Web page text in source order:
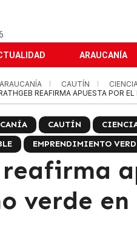
ARAUCANÍA
ARAUCANÍA CAUTÍN
REAFIRMA APUESTA POR
CAUTÍN
EMPRENDIMIENTO
verde